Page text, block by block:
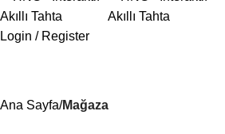
Login / Register
Ana Sayfa Mağaza